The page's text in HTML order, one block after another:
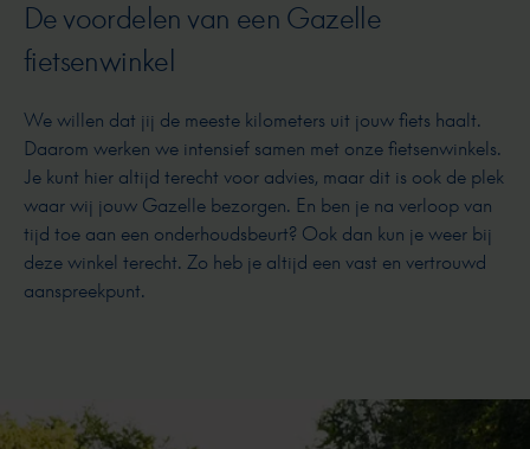
De voordelen van een Gazelle
fietsenwinkel
We willen dat jij de meeste kilometers uit jouw fiets haalt.
Daarom werken we intensief samen met onze fietsenwinkels.
Je kunt hier altijd terecht voor advies, maar dit is ook de plek
waar wij jouw Gazelle bezorgen. En ben je na verloop van
tijd toe aan een onderhoudsbeurt? Ook dan kun je weer bij
deze winkel terecht. Zo heb je altijd een vast en vertrouwd
aanspreekpunt.